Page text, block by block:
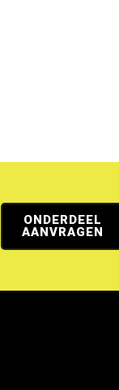
ONDERDEEL
AANVRAGEN